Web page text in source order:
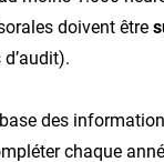
doivent être
des
chaque